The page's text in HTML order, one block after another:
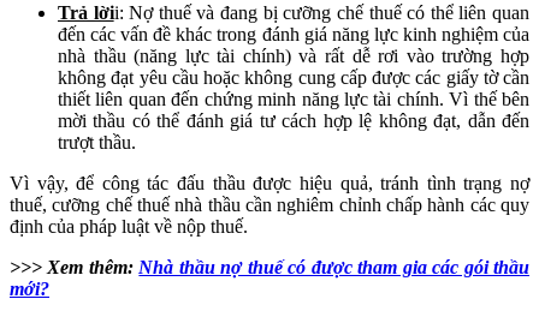
Trả lờii: Nợ thuế và đang bị cưỡng chế thuế có thể liên quan
đến các vấn đề khác trong đánh giá năng lực kinh nghiệm của
nhà thầu (năng lực tài chính) và rất dễ rơi vào trường hợp
không đạt yêu cầu hoặc không cung cấp được các giấy tờ cần
thiết liên quan đến chứng minh năng lực tài chính. Vì thế bên
mời thầu có thể đánh giá tư cách hợp lệ không đạt, dẫn đến
trượt thầu.
Vì vậy, để công tác đấu thầu được hiệu quả, tránh tình trạng nợ
thuế, cưỡng chế thuế nhà thầu cần nghiêm chỉnh chấp hành các quy
định của pháp luật về nộp thuế.
>>> Xem thêm: Nhà thầu nợ thuế có được tham gia các gói thầu
mới?